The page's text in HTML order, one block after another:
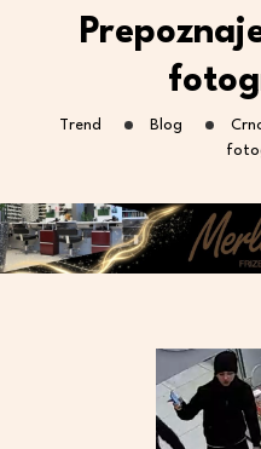
Trend Blog